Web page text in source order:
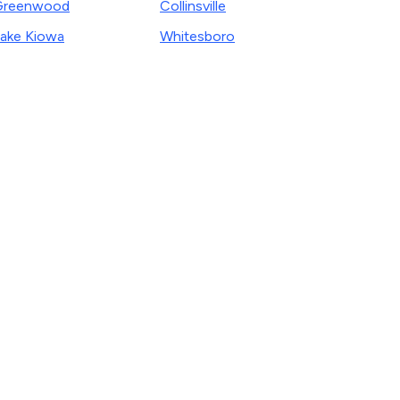
Kiowa
Collinsville
Whitesboro